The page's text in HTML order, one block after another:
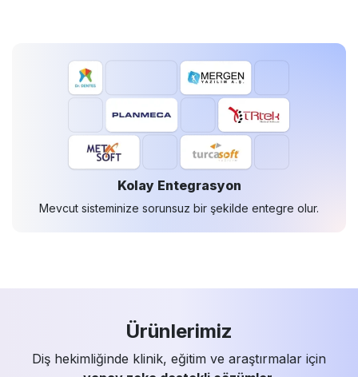
Kolay Entegrasyon
Mevcut sisteminize sorunsuz bir şekilde entegre olur.
Ürünlerimiz
Diş hekimliğinde klinik, eğitim ve araştırmalar için